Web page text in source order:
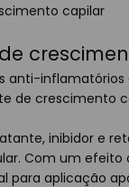
capilar
anti-
de crescimento
inibidor e
Com um
para aplicação